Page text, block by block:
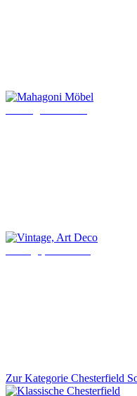
Zur Kategorie Chesterfield